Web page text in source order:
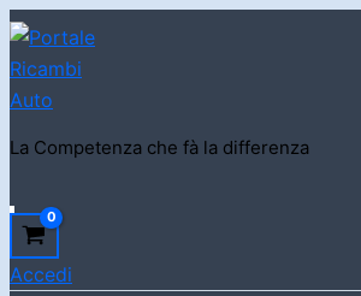
Vai
al
contenuto
La Competenza che fà la differenza
Accedi